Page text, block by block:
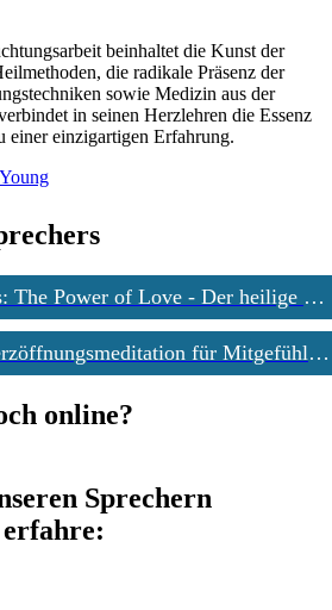
beinhaltet die Kunst der
die radikale Präsenz der
sowie Medizin aus der
in seinen Herzlehren die Essenz
einer einzigartigen Erfahrung.
>> Seine Masterclass: The Power of Love - Der heilige Pfad der 13 Clanmütter
>>Sacred Heart – Herzöffnungsmeditation für Mitgefühl, Harmonie, Heilung und bedingungslose Liebe
online?
Sprechern